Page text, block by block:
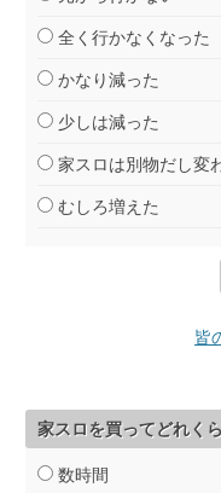
全く行かなくなった
かなり減った
少しは減った
家スロは別物だし変
むしろ増えた
皆
家スロを買ってどれく
数時間